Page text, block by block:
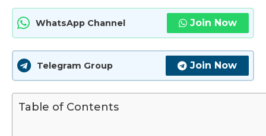
WhatsApp Channel Join Now
Telegram Group Join Now
Table of Contents